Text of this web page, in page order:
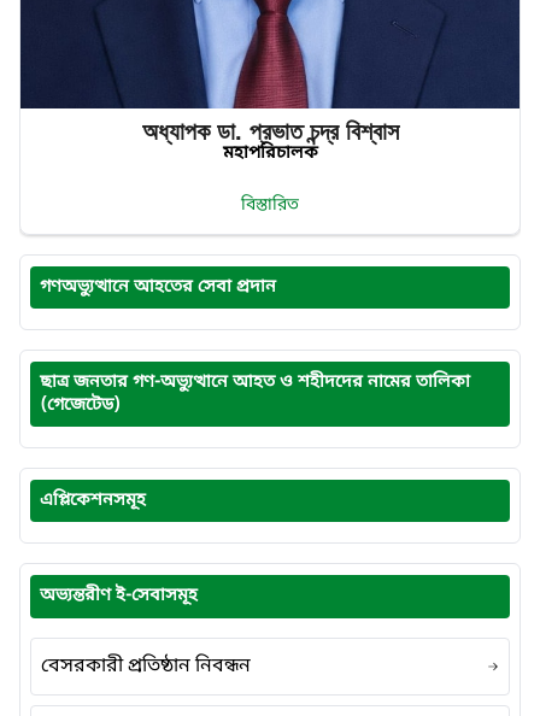
অধ্যাপক ডা. প্রভাত‌ চন্দ্র‌ বিশ্বাস
মহাপরিচালক
বিস্তারিত
গণঅভ্যুত্থানে আহতের সেবা প্রদান
ছাত্র জনতার গণ-অভ্যুত্থানে আহত ও শহীদদের নামের তালিকা
(গেজেটেড)
এপ্লিকেশনসমূহ
অভ্যন্তরীণ ই-সেবাসমূহ
বেসরকারী প্রতিষ্ঠান নিবন্ধন